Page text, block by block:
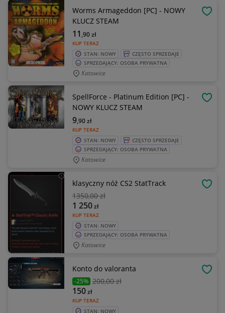
Worms Armageddon [PC] - NOWY
KLUCZ STEAM
KUP TERAZ
11 ,90zł
STAN: NOWY
CZĘSTO SPRZEDAJE
SPRZEDAJĄCY: OSOBA PRYWATNA
Katowice
SpellForce - Platinum Edition [PC] -
NOWY KLUCZ STEAM
KUP TERAZ
9,90zł
STAN: NOWY
CZĘSTO SPRZEDAJE
SPRZEDAJĄCY: OSOBA PRYWATNA
Katowice
klasyczny nóż CS2 StatTrack
1350,00 zł
KUP TERAZ
1 250zł
STAN: NOWY
SPRZEDAJĄCY: OSOBA PRYWATNA
Katowice
Konto do valoranta
-25% 200,00 zł
KUP TERAZ
150zł
STAN: NOWY